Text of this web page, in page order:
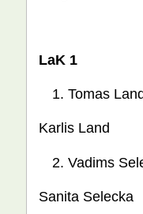
LaK 1
Tomas
Karlis Land
Vadims
Sanita Selecka